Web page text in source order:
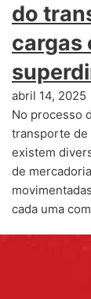
do
cargas
abril 14, 2025
No processo
transporte de
existem
de
cada uma